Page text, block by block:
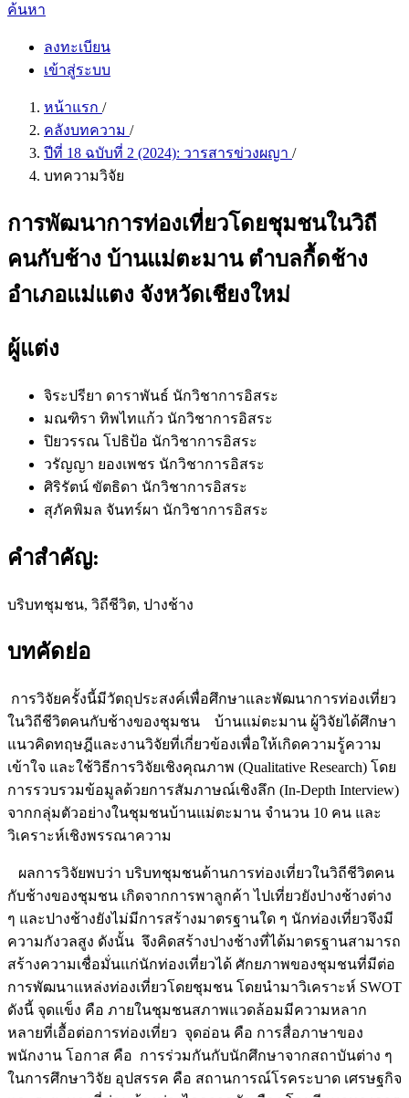
ค้นหา
ลงทะเบียน
เข้าสู่ระบบ
หน้าแรก /
คลังบทความ /
ปีที่ 18 ฉบับที่ 2 (2024): วารสารข่วงผญา /
บทความวิจัย
การพัฒนาการท่องเที่ยวโดยชุมชนในวิถี
คนกับช้าง บ้านแม่ตะมาน ตำบลกื้ดช้าง
อำเภอแม่แตง จังหวัดเชียงใหม่
ผู้แต่ง
จิระปรียา ดาราพันธ์ นักวิชาการอิสระ
มณฑิรา ทิพไทแก้ว นักวิชาการอิสระ
ปิยวรรณ โปธิป้อ นักวิชาการอิสระ
วรัญญา ยองเพชร นักวิชาการอิสระ
ศิริรัตน์ ขัตธิดา นักวิชาการอิสระ
สุภัคพิมล จันทร์ผา นักวิชาการอิสระ
คำสำคัญ:
บริบทชุมชน, วิถีชีวิต, ปางช้าง
บทคัดย่อ
การวิจัยครั้งนี้มีวัตถุประสงค์เพื่อศึกษาและพัฒนาการท่องเที่ยว
ในวิถีชีวิตคนกับช้างของชุมชน บ้านแม่ตะมาน ผู้วิจัยได้ศึกษา
แนวคิดทฤษฎีและงานวิจัยที่เกี่ยวข้องเพื่อให้เกิดความรู้ความ
เข้าใจ และใช้วิธีการวิจัยเชิงคุณภาพ (Qualitative Research) โดย
การรวบรวมข้อมูลด้วยการสัมภาษณ์เชิงลึก (In-Depth Interview)
จากกลุ่มตัวอย่างในชุมชนบ้านแม่ตะมาน จำนวน 10 คน และ
วิเคราะห์เชิงพรรณาความ
ผลการวิจัยพบว่า บริบทชุมชนด้านการท่องเที่ยวในวิถีชีวิตคน
กับช้างของชุมชน เกิดจากการพาลูกค้า ไปเที่ยวยังปางช้างต่าง
ๆ และปางช้างยังไม่มีการสร้างมาตรฐานใด ๆ นักท่องเที่ยวจึงมี
ความกังวลสูง ดังนั้น จึงคิดสร้างปางช้างที่ได้มาตรฐานสามารถ
สร้างความเชื่อมั่นแก่นักท่องเที่ยวได้ ศักยภาพของชุมชนที่มีต่อ
การพัฒนาแหล่งท่องเที่ยวโดยชุมชน โดยนำมาวิเคราะห์ SWOT
ดังนี้ จุดแข็ง คือ ภายในชุมชนสภาพแวดล้อมมีความหลาก
หลายที่เอื้อต่อการท่องเที่ยว จุดอ่อน คือ การสื่อภาษาของ
พนักงาน โอกาส คือ การร่วมกันกับนักศึกษาจากสถาบันต่าง ๆ
ในการศึกษาวิจัย อุปสรรค คือ สถานการณ์โรคระบาด เศรษฐกิจ